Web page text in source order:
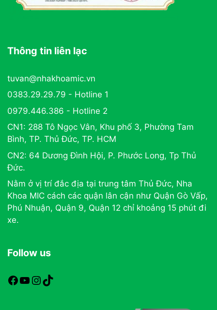
Thông tin liên lạc
tuvan@nhakhoamic.vn
0383.29.29.79 - Hotline 1
0979.446.386 - Hotline 2
CN1: 288 Tô Ngọc Vân, Khu phố 3, Phường Tam
Bình, TP. Thủ Đức, TP. HCM
CN2: 64 Dương Đình Hội, P. Phước Long, Tp Thủ
Đức.
Nằm ở vị trí đắc địa tại trung tâm Thủ Đức, Nha
Khoa MIC cách các quận lân cận như Quận Gò Vấp,
Phú Nhuận, Quận 9, Quận 12 chỉ khoảng 15 phút đi
xe.
Follow us
https://www.facebook.com/nhakhoamic
https://www.youtube.com
https://www.instagram.com